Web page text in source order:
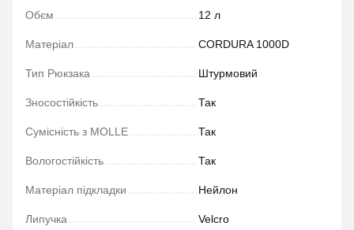
Обєм 12 л
Матеріал CORDURA 1000D
Тип Рюкзака Штурмовий
Зносостійкість Так
Сумісність з MOLLE Так
Вологостійкість Так
Матеріал підкладки Нейлон
Липучка Velcro